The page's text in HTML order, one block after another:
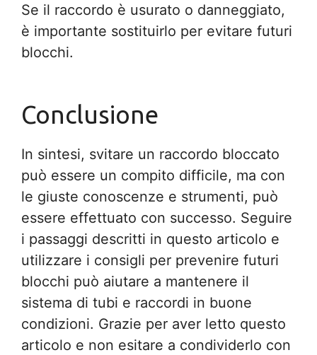
Se il raccordo è usurato o danneggiato,
è importante sostituirlo per evitare futuri
blocchi.
Conclusione
In sintesi, svitare un raccordo bloccato
può essere un compito difficile, ma con
le giuste conoscenze e strumenti, può
essere effettuato con successo. Seguire
i passaggi descritti in questo articolo e
utilizzare i consigli per prevenire futuri
blocchi può aiutare a mantenere il
sistema di tubi e raccordi in buone
condizioni. Grazie per aver letto questo
articolo e non esitare a condividerlo con